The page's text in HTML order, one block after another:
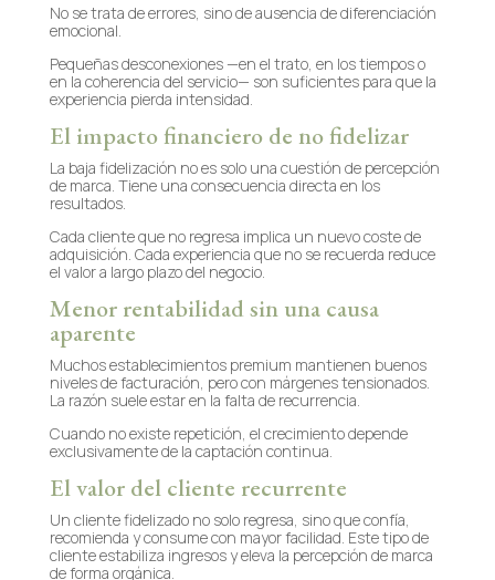
No se trata de errores, sino de ausencia de diferenciación
emocional.
Pequeñas desconexiones —en el trato, en los tiempos o
en la coherencia del servicio— son suficientes para que la
experiencia pierda intensidad.
El impacto financiero de no fidelizar
La baja fidelización no es solo una cuestión de percepción
de marca. Tiene una consecuencia directa en los
resultados.
Cada cliente que no regresa implica un nuevo coste de
adquisición. Cada experiencia que no se recuerda reduce
el valor a largo plazo del negocio.
Menor rentabilidad sin una causa
aparente
Muchos establecimientos premium mantienen buenos
niveles de facturación, pero con márgenes tensionados.
La razón suele estar en la falta de recurrencia.
Cuando no existe repetición, el crecimiento depende
exclusivamente de la captación continua.
El valor del cliente recurrente
Un cliente fidelizado no solo regresa, sino que confía,
recomienda y consume con mayor facilidad. Este tipo de
cliente estabiliza ingresos y eleva la percepción de marca
de forma orgánica.